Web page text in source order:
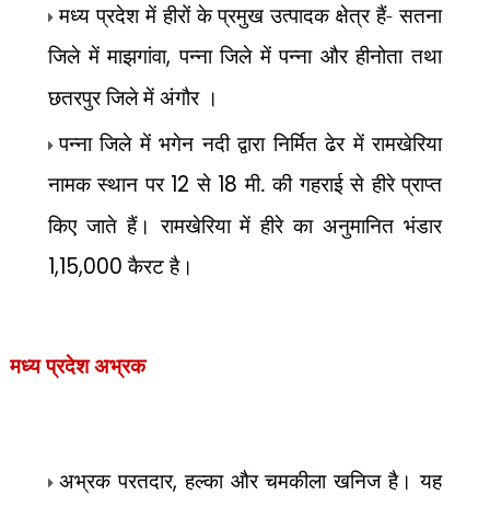
मध्य प्रदेश में हीरों के प्रमुख उत्पादक क्षेत्र हैं- सतना
जिले में माझगांवा,पन्ना जिले में पन्ना और हीनोता तथा
छतरपुर जिले में अंगौर ।
पन्ना जिले में भगेन नदी द्वारा निर्मित ढेर में रामखेरिया
नामक स्थान पर 12 से 18 मी. की गहराई से हीरे प्राप्त
किए जाते हैं। रामखेरिया में हीरे का अनुमानित भंडार
1,15,000 कैरट है।
मध्य प्रदेश अभ्रक
अभ्रक परतदार,हल्का और चमकीला खनिज है। यह